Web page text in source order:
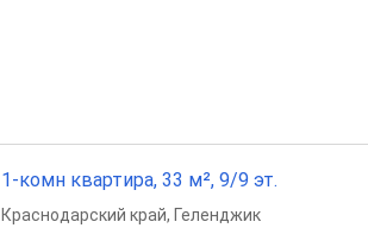
1-комн квартира, 33 м², 9/9 эт.
Краснодарский край, Геленджик